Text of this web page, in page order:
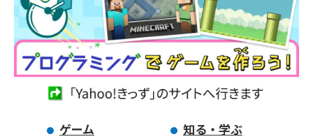
ゲーム
知る・学ぶ